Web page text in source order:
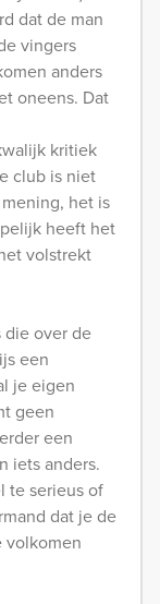
dat de man
vingers
anders
oneens. Dat
kritiek
club is niet
het is
heeft het
volstrekt
die over de
een
je eigen
geen
een
iets anders.
te serieus of
dat je de
volkomen